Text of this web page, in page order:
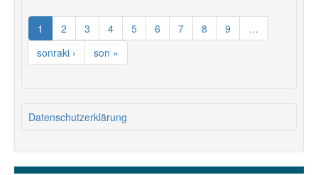
1 2 3 4 5 6 7 8 9
…
sonraki ›
son »
Datenschutzerklärung